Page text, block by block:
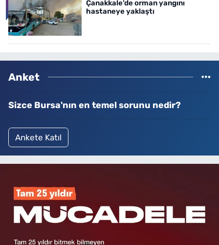
Çanakkale’de orman yangını
hastaneye yaklaştı
Anket
Sizce Bursa'nın en temel sorunu nedir?
Ankete Katıl